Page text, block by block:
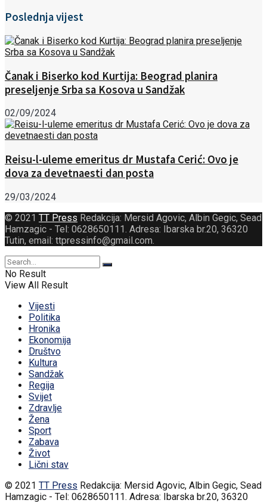
Poslednja vijest
Čanak i Biserko kod Kurtija: Beograd planira
preseljenje Srba sa Kosova u Sandžak
02/09/2024
Reisu-l-uleme emeritus dr Mustafa Cerić: Ovo je
dova za devetnaesti dan posta
29/03/2024
© 2021 TT Press Redakcija: Mersid Agovic, Albin Gegic, Sead
Hamzagic - Tel: 0628650111. Adresa: Ibarska br.20, 36320
Tutin, email: ttpressinfo@gmail.com.
No Result
View All Result
Vijesti
Politika
Hronika
Ekonomija
Društvo
Kultura
Sandžak
Regija
Svijet
Zdravlje
Žena
Sport
Zabava
Život
Lični stav
© 2021 TT Press Redakcija: Mersid Agovic, Albin Gegic, Sead
Hamzagic - Tel: 0628650111. Adresa: Ibarska br.20, 36320